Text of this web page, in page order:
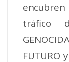
encubren
tráfico
FUTURO